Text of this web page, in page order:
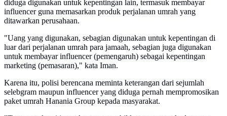
diduga digunakan untuk kepentingan lain, termasuk membayar
influencer guna memasarkan produk perjalanan umrah yang
ditawarkan perusahaan.
"Uang yang digunakan, sebagian digunakan untuk kepentingan di
luar dari perjalanan umrah para jamaah, sebagian juga digunakan
untuk membayar influencer (pemengaruh) sebagai kepentingan
marketing (pemasaran)," kata Iman.
Karena itu, polisi berencana meminta keterangan dari sejumlah
selebgram maupun influencer yang diduga pernah mempromosikan
paket umrah Hanania Group kepada masyarakat.